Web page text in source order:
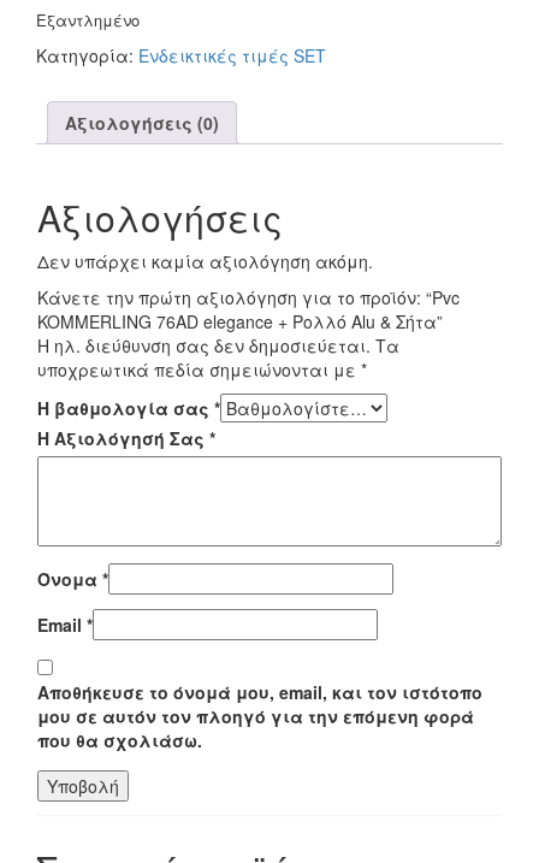
Εξαντλημένο
Κατηγορία: Ενδεικτικές τιμές SET
Αξιολογήσεις (0)
Αξιολογήσεις
Δεν υπάρχει καμία αξιολόγηση ακόμη.
Κάνετε την πρώτη αξιολόγηση για το προϊόν: “Pvc
KOMMERLING 76AD elegance + Ρολλό Alu & Σήτα”
Η ηλ. διεύθυνση σας δεν δημοσιεύεται. Τα
υποχρεωτικά πεδία σημειώνονται με *
Η βαθμολογία σας *
Η Αξιολόγησή Σας *
Όνομα *
Email *
Αποθήκευσε το όνομά μου, email, και τον ιστότοπο
μου σε αυτόν τον πλοηγό για την επόμενη φορά
που θα σχολιάσω.